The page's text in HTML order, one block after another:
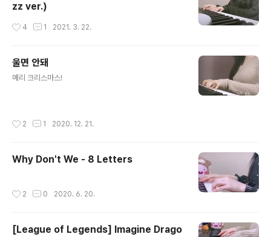
zz ver.)
4 1 2021. 3. 22.
울면 안돼
메리 크리스마스!
2 1 2020. 12. 21.
Why Don't We - 8 Letters
2 0 2020. 6. 20.
[League of Legends] Imagine Drago